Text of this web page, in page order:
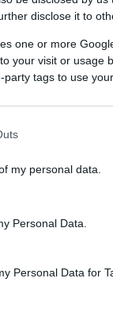
disclose it to
one or more
your visit or usage
tags to use
my personal data.
Personal Data.
Personal Data for
összeget azért
is utalják.
ne hagyják
mondja fel a
vezető útvonal